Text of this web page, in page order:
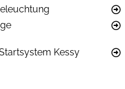
Kessy